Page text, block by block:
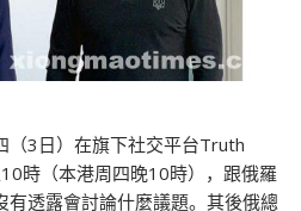
（3日）在旗下社交平台Truth
時（本港周四晚10時），跟俄羅
透露會討論什麼議題。其後俄總